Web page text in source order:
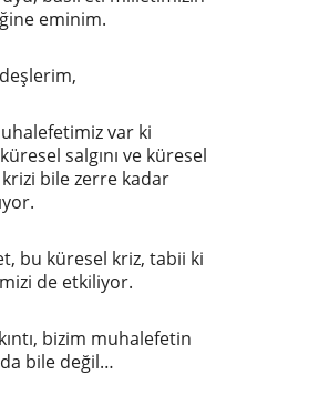
eminim.
var ki
salgını ve küresel
bile zerre kadar
bu küresel kriz, tabii ki
de etkiliyor.
bizim muhalefetin
bile değil…